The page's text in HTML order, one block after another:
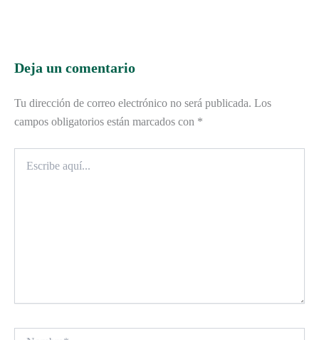
Deja un comentario
Tu dirección de correo electrónico no será publicada. Los
campos obligatorios están marcados con *
aquí...